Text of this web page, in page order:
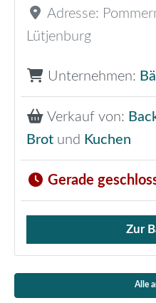
Adresse:
Lütjenburg
Unternehmen:
Verkauf von:
Brot und Kuchen
Gerade
Verkauf von Brötchen,
Zur
Alle